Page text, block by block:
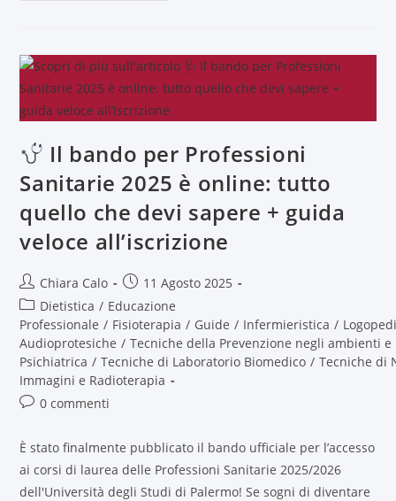
Il bando per Professioni
Sanitarie 2025 è online: tutto
quello che devi sapere + guida
veloce all’iscrizione
Chiara Calo
11 Agosto 2025
Dietistica / Educazione
Professionale / Fisioterapia / Guide / Infermieristica /
Audioprotesiche / Tecniche della Prevenzione negli ambienti
Psichiatrica / Tecniche di Laboratorio Biomedico / Tecniche di
Immagini e Radioterapia
0 commenti
È stato finalmente pubblicato il bando ufficiale per l’accesso
ai corsi di laurea delle Professioni Sanitarie 2025/2026
dell'Università degli Studi di Palermo! Se sogni di diventare